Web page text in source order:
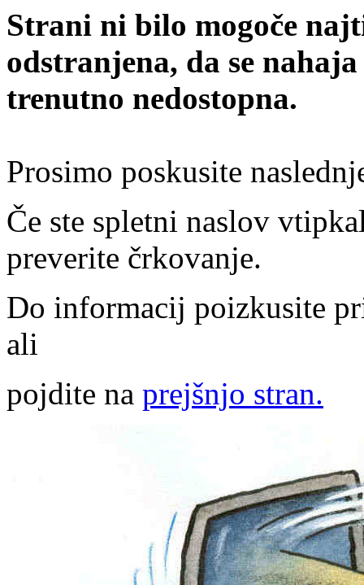
Strani ni bilo mogoče
odstranjena, da se
trenutno nedostopna.
Prosimo poskusite
Če ste spletni naslov
preverite črkovanje.
Do informacij poizkusite
ali
pojdite na prejšnjo stran.